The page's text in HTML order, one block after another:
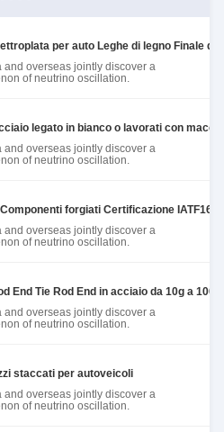
per auto Leghe di legno Finale
and overseas jointly discover a
of neutrino oscillation.
legato in bianco o lavorati con
and overseas jointly discover a
of neutrino oscillation.
forgiati Certificazione
and overseas jointly discover a
of neutrino oscillation.
End Tie Rod End in acciaio da 10g a
and overseas jointly discover a
of neutrino oscillation.
staccati per autoveicoli
and overseas jointly discover a
of neutrino oscillation.